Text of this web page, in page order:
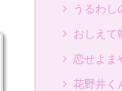
うるわし
おしえて
恋せよま
花野井く